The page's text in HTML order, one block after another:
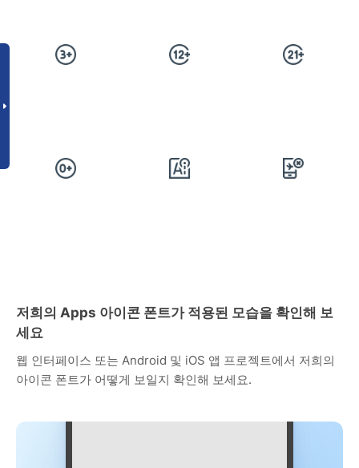
저희의 Apps 아이콘 폰트가 적용된 모습을 확인해 보
세요
웹 인터페이스 또는 Android 및 iOS 앱 프로젝트에서 저희의
아이콘 폰트가 어떻게 보일지 확인해 보세요.